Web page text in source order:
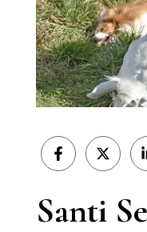
Compartir
en
en
(Twitter)
Santi